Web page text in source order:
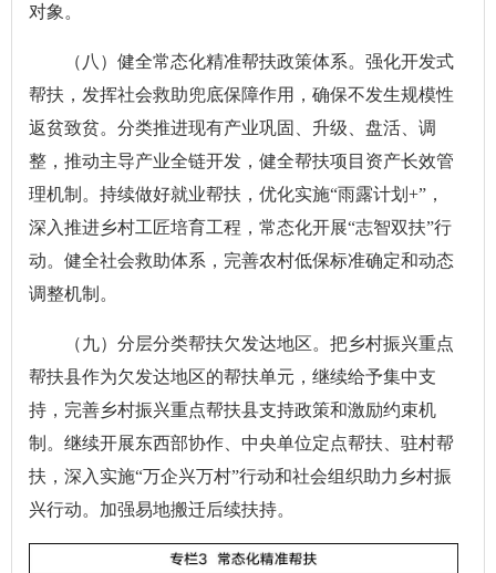
对象。
（八）健全常态化精准帮扶政策体系。强化开发式
帮扶，发挥社会救助兜底保障作用，确保不发生规模性
返贫致贫。分类推进现有产业巩固、升级、盘活、调
整，推动主导产业全链开发，健全帮扶项目资产长效管
理机制。持续做好就业帮扶，优化实施“雨露计划+”，
深入推进乡村工匠培育工程，常态化开展“志智双扶”行
动。健全社会救助体系，完善农村低保标准确定和动态
调整机制。
（九）分层分类帮扶欠发达地区。把乡村振兴重点
帮扶县作为欠发达地区的帮扶单元，继续给予集中支
持，完善乡村振兴重点帮扶县支持政策和激励约束机
制。继续开展东西部协作、中央单位定点帮扶、驻村帮
扶，深入实施“万企兴万村”行动和社会组织助力乡村振
兴行动。加强易地搬迁后续扶持。